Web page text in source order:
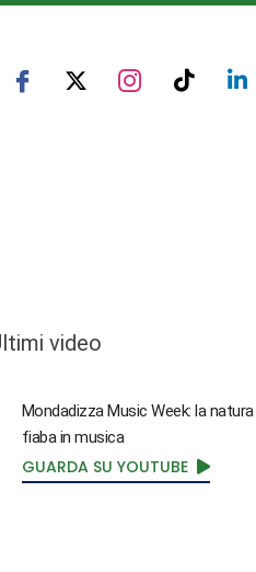
video
Mondadizza Music Week: la
fiaba in musica
GUARDA SU YOUTUBE